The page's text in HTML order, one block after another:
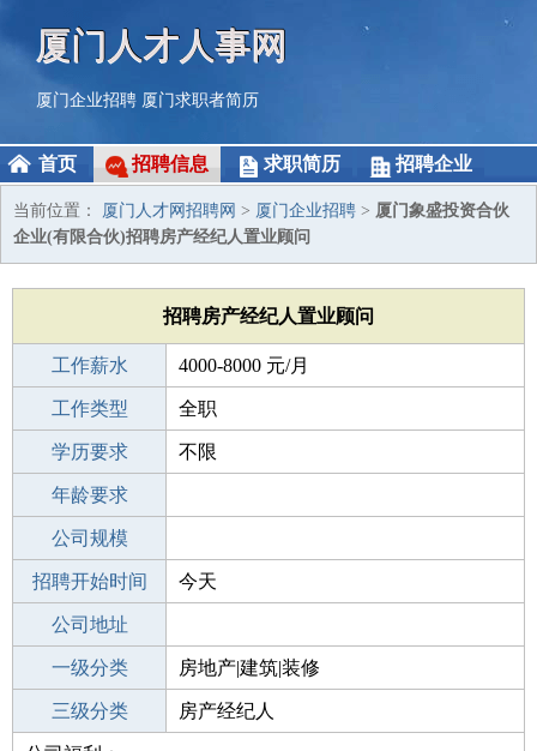
厦门人才人事网
厦门企业招聘 厦门求职者简历
首页 招聘信息 求职简历 招聘企业
当前位置： 厦门人才网招聘网 > 厦门企业招聘 > 厦门象盛投资合伙
企业(有限合伙)招聘房产经纪人置业顾问
招聘房产经纪人置业顾问
工作薪水 4000-8000 元/月
招聘人数 若干
工作类型 全职
性别要求 -
学历要求 不限
工作经验
年龄要求
工作地点
公司规模
公司电话
招聘开始时间 今天
招聘结束时间
公司地址
一级分类 房地产|建筑|装修
二级分类 房地产
三级分类 房产经纪人